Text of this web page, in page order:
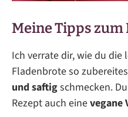
Meine Tipps
Ich verrate dir, wie du die
Fladenbrote so
und saftigschmecken.
Rezept auch einevegane